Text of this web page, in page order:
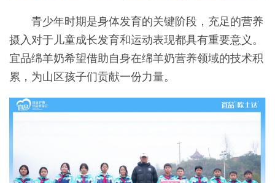
青少年时期是身体发育的关键阶段，充足的营养
摄入对于儿童成长发育和运动表现都具有重要意义。
宜品绵羊奶希望借助自身在绵羊奶营养领域的技术积
累，为山区孩子们贡献一份力量。